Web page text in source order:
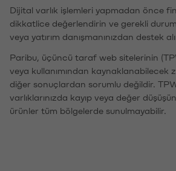
Dijital varlık işlemleri yapmadan önce
dikkatlice değerlendirin ve gerekli
veya yatırım danışmanınızdan destek
Paribu, üçüncü taraf web sitelerinin
veya kullanımından kaynaklanabilecek
diğer sonuçlardan sorumlu değildir. TPW
varlıklarınızda kayıp veya değer
ürünler tüm bölgelerde sunulmayabilir.